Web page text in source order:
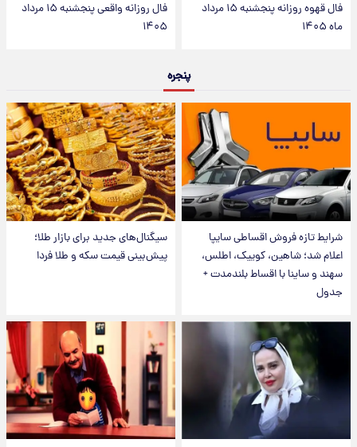
فال قهوه روزانه پنجشنبه ۱۵ مرداد
ماه ۱۴۰۵
فال روزانه واقعی پنجشنبه ۱۵ مرداد
۱۴۰۵
پنجره
شرایط تازه فروش اقساطی سایپا
اعلام شد؛ شاهین، کوییک، اطلس،
سهند و ساینا با اقساط بلندمدت +
جدول
سیگنال‌های جدید برای بازار طلا؛
پیش‌بینی قیمت سکه و طلا فردا